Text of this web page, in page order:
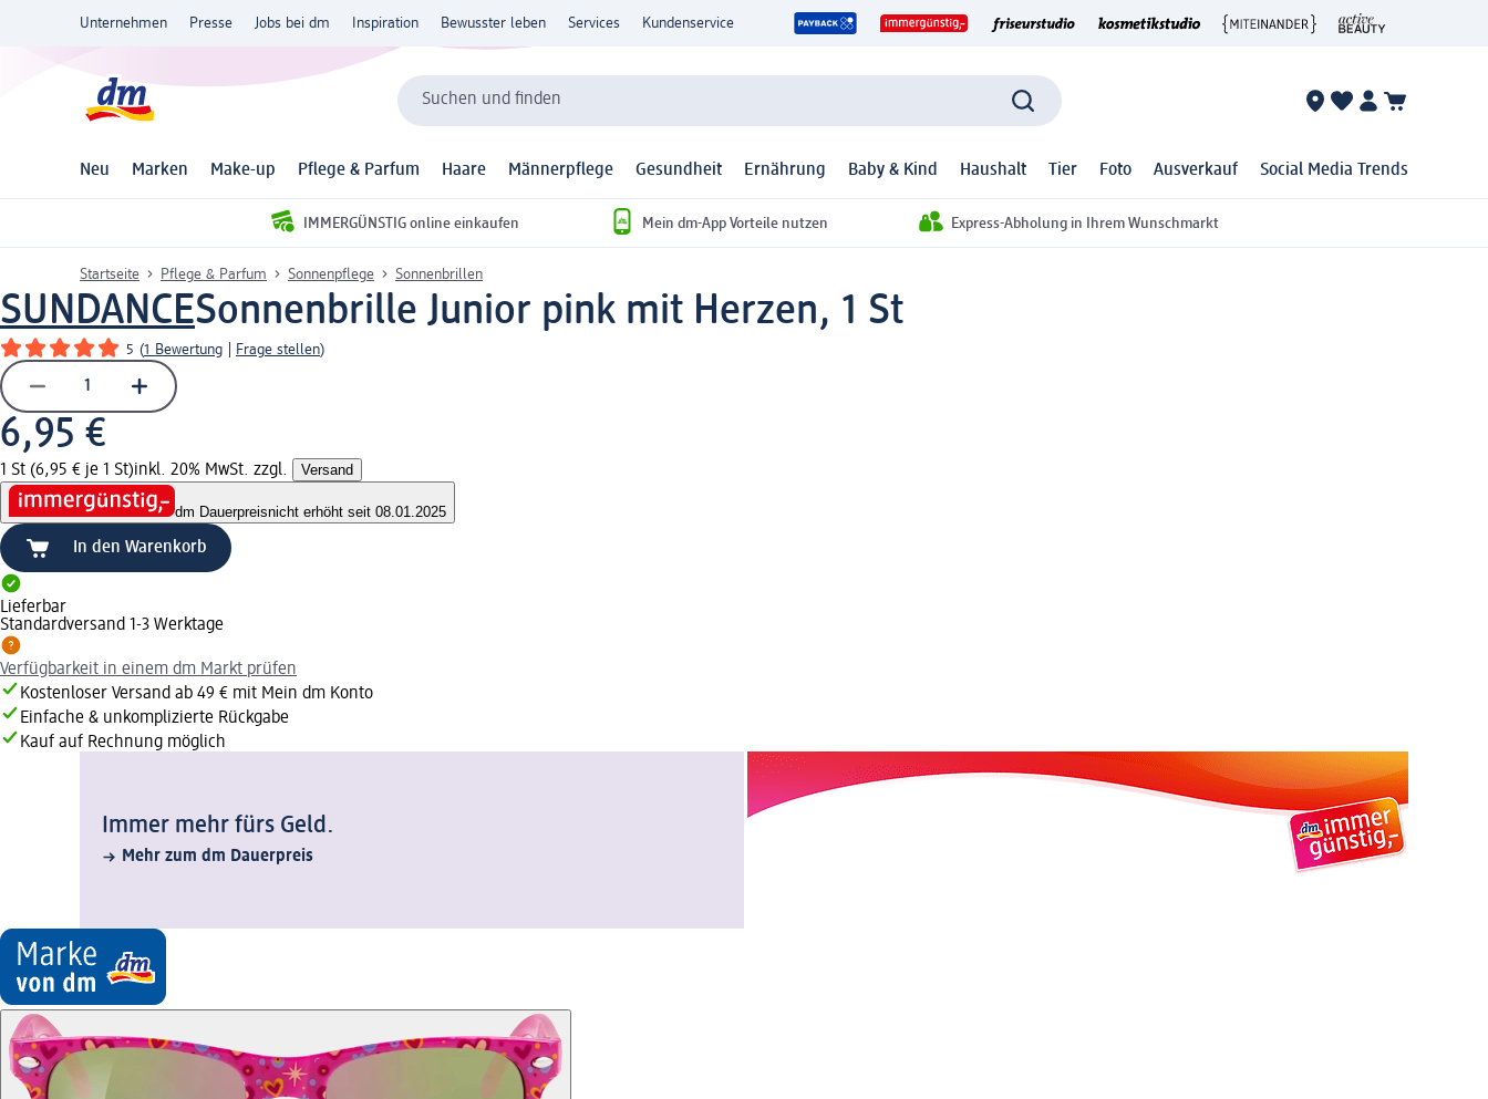
Unternehmen Presse Jobs bei dm Inspiration Bewusster leben Services Kundenservice
Suchen und finden
Neu Marken Make-up Pflege & Parfum Haare Männerpflege Gesundheit Ernährung Baby & Kind Haushalt Tier Foto Ausverkauf Social Media Trends
IMMERGÜNSTIG online einkaufen Mein dm-App Vorteile nutzen Express-Abholung in Ihrem Wunschmarkt
Startseite Pflege & Parfum Sonnenpflege Sonnenbrillen
SUNDANCESonnenbrille Junior pink mit Herzen, 1 St
5 (1 Bewertung Frage stellen)
6,95 €
1 St (6,95 € je 1 St)inkl. 20% MwSt. zzgl. Versand
dm Dauerpreisnicht erhöht seit 08.01.2025
In den Warenkorb
Lieferbar
Standardversand 1-3 Werktage
Verfügbarkeit in einem dm Markt prüfen
Kostenloser Versand ab 49 € mit Mein dm Konto
Einfache & unkomplizierte Rückgabe
Kauf auf Rechnung möglich
Immer mehr fürs Geld.
Mehr zum dm Dauerpreis